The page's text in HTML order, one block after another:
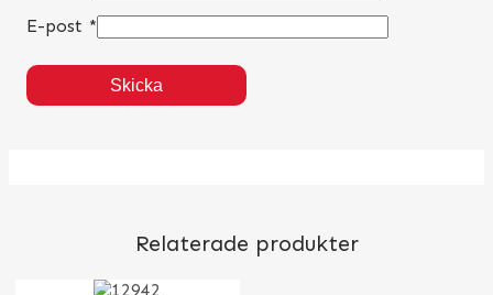
E-post *
Relaterade produkter